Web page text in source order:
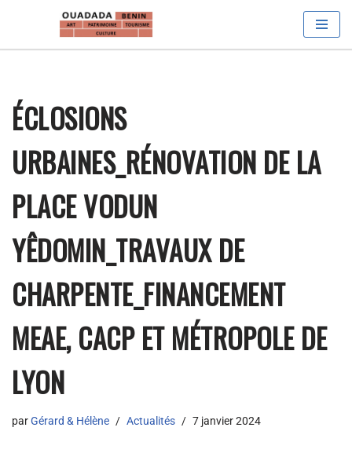
ÉCLOSIONS
URBAINES_RÉNOVATION DE LA
PLACE VODUN
YÊDOMIN_TRAVAUX DE
CHARPENTE_FINANCEMENT
MEAE, CACP ET MÉTROPOLE DE
LYON
parGérard & Hélène Actualités 7 janvier 2024